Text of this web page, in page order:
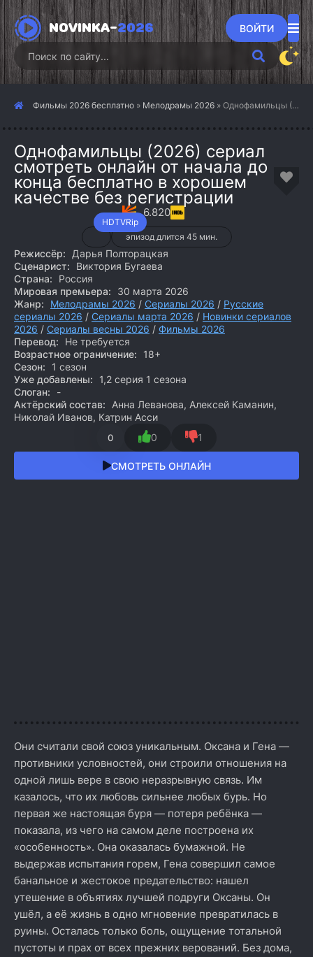
NOVINKA-2026 ВОЙТИ
Фильмы 2026 бесплатно » Мелодрамы 2026 » Однофамильцы (2026)
Однофамильцы (2026) сериал
смотреть онлайн от начала до
конца бесплатно в хорошем
качестве без регистрации
HDTVRip
6.820
эпизод длится 45 мин.
Режиссёр:
Дарья Полторацкая
Сценарист:
Виктория Бугаева
Страна:
Россия
Мировая премьера:
30 марта 2026
Жанр:
Мелодрамы 2026 / Сериалы 2026 / Русские
сериалы 2026 / Сериалы марта 2026 / Новинки сериалов
2026 / Сериалы весны 2026 / Фильмы 2026
Перевод:
Не требуется
Возрастное ограничение:
18+
Сезон:
1 сезон
Уже добавлены:
1,2 серия 1 сезона
Слоган:
-
Актёрский состав:
Анна Леванова, Алексей Каманин,
Николай Иванов, Катрин Асси
0 0 1
СМОТРЕТЬ ОНЛАЙН
Они считали свой союз уникальным. Оксана и Гена —
противники условностей, они строили отношения на
одной лишь вере в свою неразрывную связь. Им
казалось, что их любовь сильнее любых бурь. Но
первая же настоящая буря — потеря ребёнка —
показала, из чего на самом деле построена их
«особенность». Она оказалась бумажной. Не
выдержав испытания горем, Гена совершил самое
банальное и жестокое предательство: нашел
утешение в объятиях лучшей подруги Оксаны. Он
ушёл, а её жизнь в одно мгновение превратилась в
руины. Осталась только боль, ощущение тотальной
пустоты и прах от всех прежних верований. Без дома,